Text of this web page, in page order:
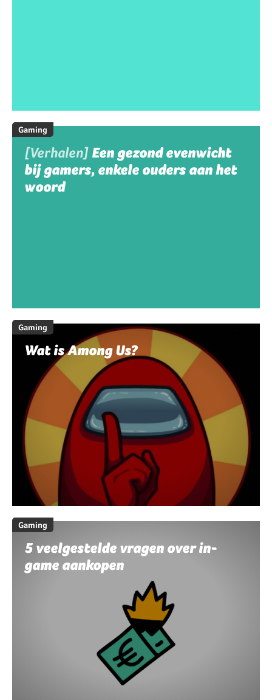
Gaming
[Verhalen] Een gezond evenwicht
bij gamers, enkele ouders aan het
woord
Gaming
Wat is Among Us?
Gaming
5 veelgestelde vragen over in-
game aankopen